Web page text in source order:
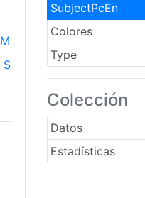
SubjectPcEn
Colores
Type
Colección
Datos
Estadísticas
M
S